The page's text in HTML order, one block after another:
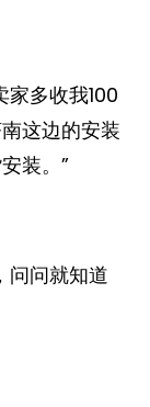
家多收我100
这边的安装
装。”
问问就知道